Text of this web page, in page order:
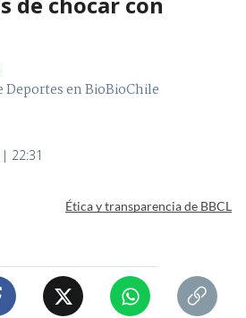
Deportes en BioBioChile
22:31
Ética y transparencia de BBCL